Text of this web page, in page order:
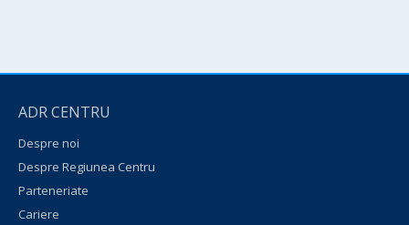
ADR CENTRU
Despre noi
Despre Regiunea Centru
Parteneriate
Cariere